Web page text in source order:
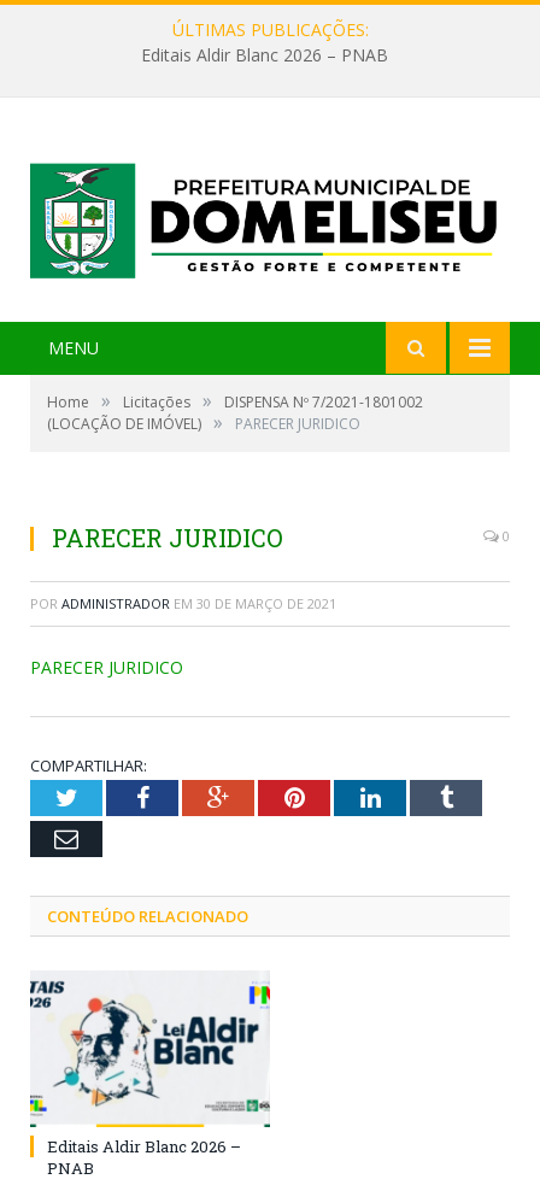
ÚLTIMAS PUBLICAÇÕES:
Editais Aldir Blanc 2026 – PNAB
MENU
Home » Licitações »
DISPENSA Nº 7/2021-1801002
(LOCAÇÃO DE IMÓVEL) » PARECER JURIDICO
PARECER JURIDICO 0
POR ADMINISTRADOR EM 30 DE MARÇO DE 2021
PARECER JURIDICO
COMPARTILHAR:
TwitterFacebookGoogle+PinterestLinkedInTumblr
Email
CONTEÚDO RELACIONADO
Editais Aldir Blanc 2026 –
PNAB